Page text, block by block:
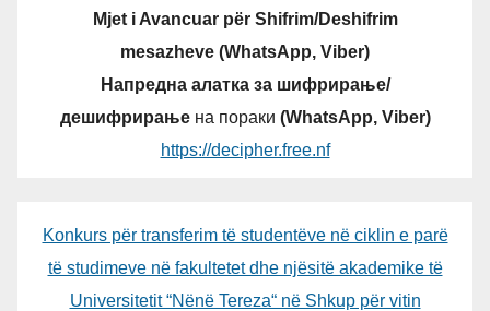
Mjet i Avancuar për Shifrim/Deshifrim
mesazheve (WhatsApp, Viber)
Напредна алатка за шифрирање/
дешифрирањена пораки (WhatsApp, Viber)
https://decipher.free.nf
Konkurs për transferim të studentëve në ciklin e parë
të studimeve në fakultetet dhe njësitë akademike të
Universitetit “Nënë Tereza“ në Shkup për vitin